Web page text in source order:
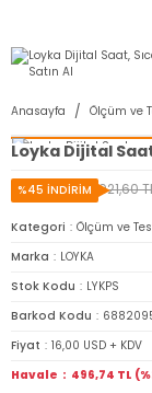
Anasayfa Ölçüm ve
Loyka Dijital
921,60
%45 İNDİRİM
Kategori Ölçüm ve
Marka
LOYKA
Stok Kodu
LYKPS
Barkod Kodu
Fiyat
16,00 USD + KDV
Havale
496,74 TL